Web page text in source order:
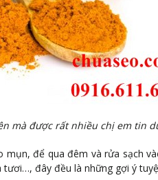
mà được rất nhiều chị em tin
để qua đêm và rửa sạch
đây đều là những gợi ý